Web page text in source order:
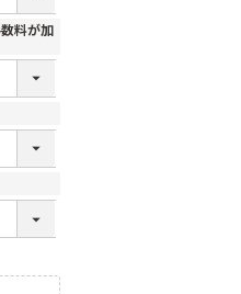
料が加